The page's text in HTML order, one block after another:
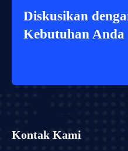
Diskusikan
Kebutuhan Anda
Kontak Kami